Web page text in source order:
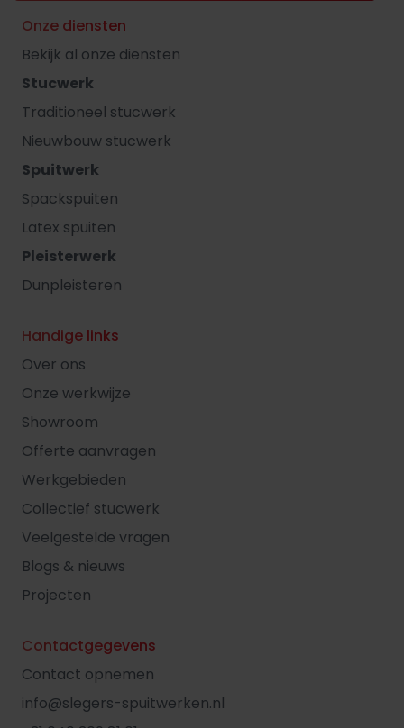
Onze diensten
Bekijk al onze diensten
Stucwerk
Traditioneel stucwerk
Nieuwbouw stucwerk
Spuitwerk
Spackspuiten
Latex spuiten
Pleisterwerk
Dunpleisteren
Handige links
Over ons
Onze werkwijze
Showroom
Offerte aanvragen
Werkgebieden
Collectief stucwerk
Veelgestelde vragen
Blogs & nieuws
Projecten
Contactgegevens
Contact opnemen
info@slegers-spuitwerken.nl